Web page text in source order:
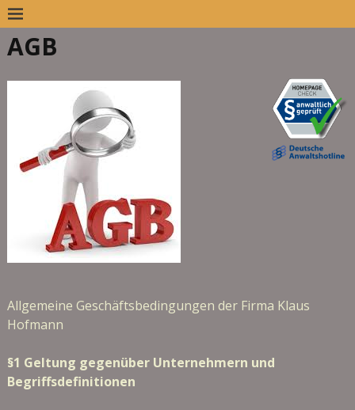
AGB
Allgemeine Geschäftsbedingungen der Firma Klaus
Hofmann
§1 Geltung gegenüber Unternehmern und
Begriffsdefinitionen